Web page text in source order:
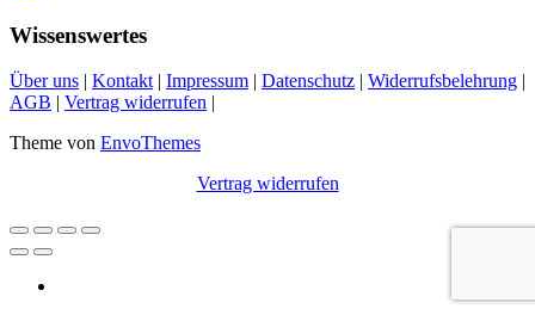
Wissenswertes
Über uns | Kontakt| Impressum | Datenschutz | Widerrufsbelehrung |
AGB | Vertrag widerrufen |
Theme von EnvoThemes
Vertrag widerrufen